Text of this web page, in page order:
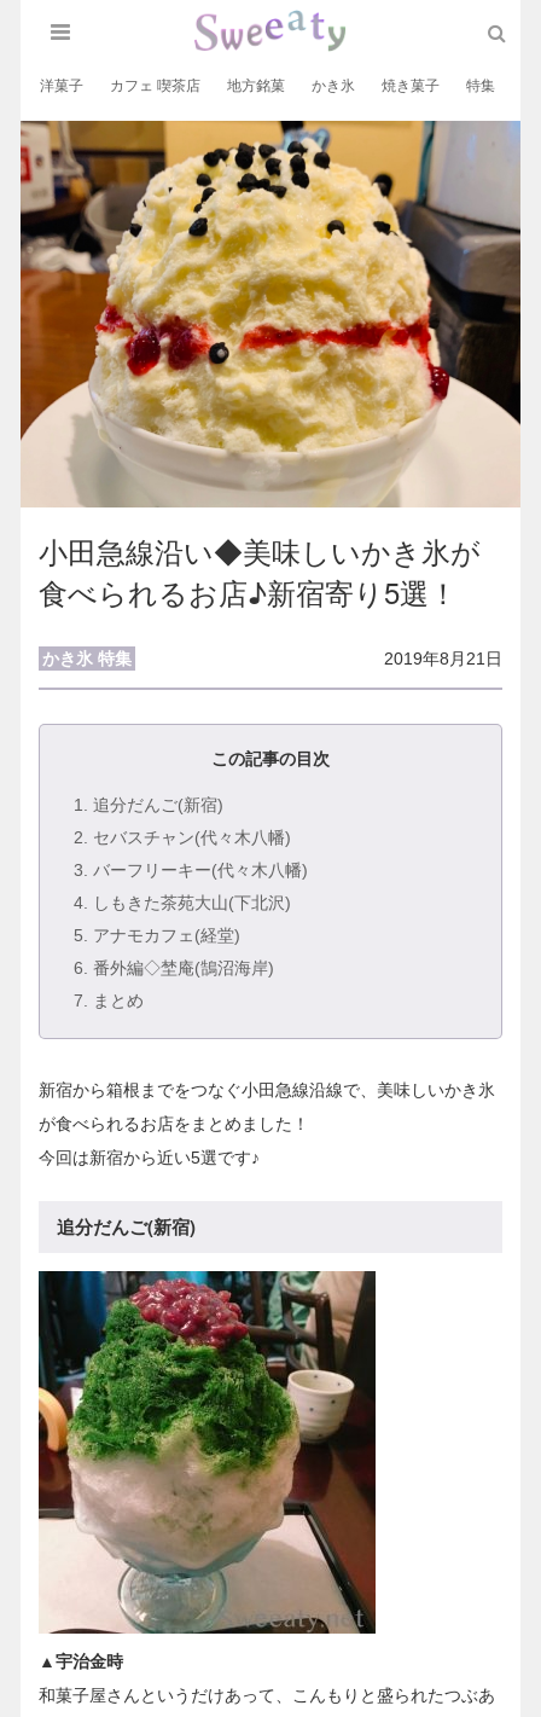
洋菓子 カフェ 喫茶店 地方銘菓 かき氷 焼き菓子 特集
小田急線沿い◆美味しいかき氷が
食べられるお店♪新宿寄り5選！
かき氷 特集 2019年8月21日
この記事の目次
1
. 追分だんご(新宿)
2 . セバスチャン(代々木八幡)
3 . バーフリーキー(代々木八幡)
4 . しもきた茶苑大山(下北沢)
5 . アナモカフェ(経堂)
6 . 番外編◇埜庵(鵠沼海岸)
7 . まとめ
新宿から箱根までをつなぐ小田急線沿線で、美味しいかき氷
が食べられるお店をまとめました！
今回は新宿から近い5選です♪
追分だんご(新宿)
▲宇治金時
和菓子屋さんというだけあって、こんもりと盛られたつぶあ